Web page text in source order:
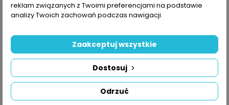
zależności od grubości tkaniny zwiększa się jej cena, ale
również trwałość. Dzięki szerokiej ofercie wymiarów, każdy jest
jest współcześnie najlepszą alternatywą dla tradycyjnych
metod usuwania chwastów. To jeden z najlepszych sposobów
oczyszczania gleby, który pozwala cieszyć się pięknem roślin i
odpoczynkiem w ogrodzie. Matę ściółkującą mogą stosować
zarówno profesjonalni ogrodnicy, jak i amatorzy.
reklam związanych z Twoimi preferencjami na podstawie
analizy Twoich zachowań podczas nawigacji.
Odrzuć
Dostosuj
Zaakceptuj wszystkie